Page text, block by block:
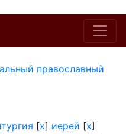
православный
[x] иерей [x]